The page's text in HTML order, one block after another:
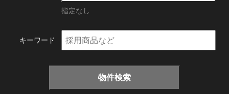
指定なし
キーワード
物件検索